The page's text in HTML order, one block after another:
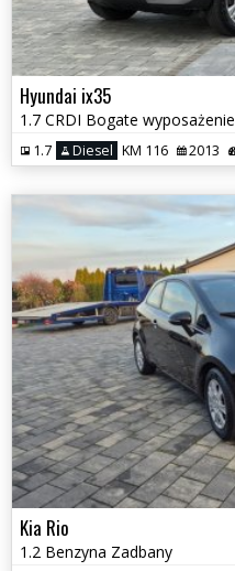
Hyundai ix35
1.7 CRDI Bogate wyposażenie
1.7 Diesel KM 116 2013
Kia Rio
1.2 Benzyna Zadbany